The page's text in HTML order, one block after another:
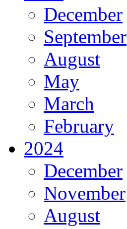
December
September
August
May
March
February
2024
December
November
August